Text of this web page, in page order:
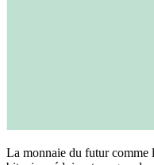
La monnaie du futur comme